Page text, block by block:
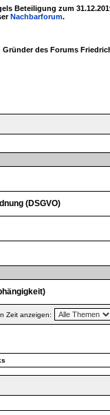
Beteiligung zum
Nachbarforum.
des Forums
(DSGVO)
Zeit anzeigen: